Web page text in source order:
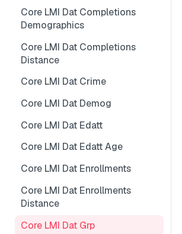
Core LMI Ref Csd Cd Prov
Core LMI Ref Csd Cma
Core LMI Detailed Ref Areaid
Core LMI Dat Occ Gender Age
Core LMI Dat Occ
Core LMI Dat Staffing
Core LMI Ref Lau1 Nuts3 Nuts1
Core LMI Dat Completions
Demographics
Core LMI Dat Completions
Distance
Core LMI Dat Crime
Core LMI Dat Demog
Core LMI Dat Edatt
Core LMI Dat Edatt Age
Core LMI Dat Enrollments
Core LMI Dat Enrollments
Distance
Core LMI Dat Grp